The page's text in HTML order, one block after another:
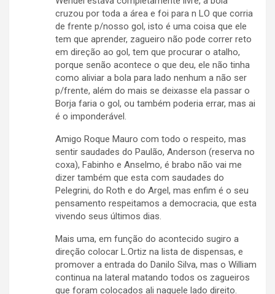
cruzou por toda a área e foi para n LO que corria
de frente p/nosso gol, isto é uma coisa que ele
tem que aprender, zagueiro não pode correr reto
em direção ao gol, tem que procurar o atalho,
porque senão acontece o que deu, ele não tinha
como aliviar a bola para lado nenhum a não ser
p/frente, além do mais se deixasse ela passar o
Borja faria o gol, ou também poderia errar, mas ai
é o imponderável.
Amigo Roque Mauro com todo o respeito, mas
sentir saudades do Paulão, Anderson (reserva no
coxa), Fabinho e Anselmo, é brabo não vai me
dizer também que esta com saudades do
Pelegrini, do Roth e do Argel, mas enfim é o seu
pensamento respeitamos a democracia, que esta
vivendo seus últimos dias.
Mais uma, em função do acontecido sugiro a
direção colocar L.Ortiz na lista de dispensas, e
promover a entrada do Danilo Silva, mas o William
continua na lateral matando todos os zagueiros
que foram colocados ali naquele lado direito.